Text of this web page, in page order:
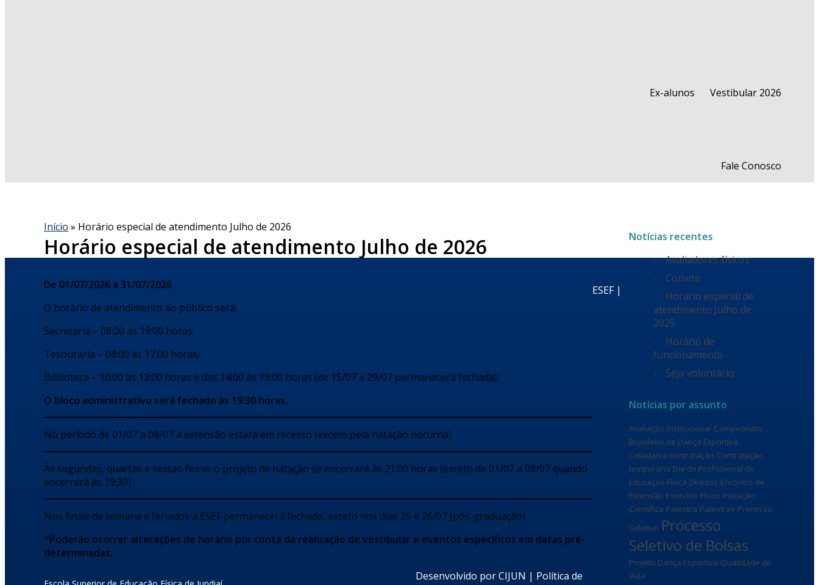
Vestibular 2026
Ex-alunos
Fale Conosco
Início » Horário especial de atendimento Julho de 2026
Horário especial de atendimento Julho de 2026
De 01/07/2026 a 31/07/2026
O horário de atendimento ao público será:
Secretaria – 08:00 às 19:00 horas;
Tesouraria – 08:00 às 17:00 horas;
Biblioteca – 10:00 às 13:00 horas e das 14:00 às 19:00 horas (de 15/07 a 29/07 permanecerá fechada);
O bloco administrativo será fechado às 19:30 horas.
No período de 01/07 a 08/07 a extensão estará em recesso (exceto pela natação noturna).
Às segundas, quartas e sextas-feiras o projeto de natação se encerrará às 21:00 horas (exceto de 01/07 a 08/07 quando
encerrará às 19:30).
Nos finais de semana e feriados a ESEF permanecerá fechada, exceto nos dias 25 e 26/07 (pós-graduação).
*Poderão ocorrer alterações de horário por conta da realização de vestibular e eventos específicos em datas pré-
determinadas.
Notícias recentes
Avaliadores físicos
Convite
Horário especial de
atendimento Julho de
2025
Horário de
funcionamento
Seja voluntário
Notícias por assunto
Avaliação Institucional Campeonato
Brasileiro de Dança Esportiva
Cidadania contratação Contratação
temporária Dia do Profissional de
Educação Física Direitos Encontro de
Extensão Exercício Físico Iniciação
Científica Palestra Palestras Processo
Seletivo Processo
Seletivo de Bolsas
Projeto Dança Esportiva Qualidade de
Vida
ESEF |
Desenvolvido porCIJUN | Política de